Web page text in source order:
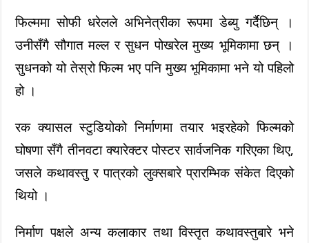
फिल्ममा सोफी धरेलले अभिनेत्रीका रूपमा डेब्यु गर्दैछिन् ।
उनीसँगै सौगात मल्ल र सुधन पोखरेल मुख्य भूमिकामा छन् ।
सुधनको यो तेस्रो फिल्म भए पनि मुख्य भूमिकामा भने यो पहिलो
हो ।
रक क्यासल स्टुडियोको निर्माणमा तयार भइरहेको फिल्मको
घोषणा सँगै तीनवटा क्यारेक्टर पोस्टर सार्वजनिक गरिएका थिए,
जसले कथावस्तु र पात्रको लुक्सबारे प्रारम्भिक संकेत दिएको
थियो ।
निर्माण पक्षले अन्य कलाकार तथा विस्तृत कथावस्तुबारे भने